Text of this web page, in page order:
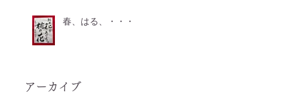
春、はる、・・・
アーカイブ